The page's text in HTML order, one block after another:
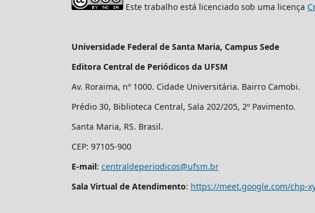
Este trabalho está licenciado sob uma licença
Universidade Federal de Santa Maria, Campus Sede
Editora Central de Periódicos da UFSM
Av. Roraima, nº 1000. Cidade Universitária. Bairro Camobi.
Prédio 30, Biblioteca Central, Sala 202/205, 2º Pavimento.
Santa Maria, RS. Brasil.
CEP: 97105-900
E-mail: centraldeperiodicos@ufsm.br
Sala Virtual de Atendimento: https://meet.google.com/chp-